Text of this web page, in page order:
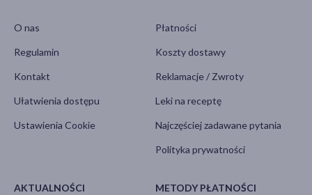
O nas
Regulamin
Kontakt
Ułatwienia dostępu
Ustawienia Cookie
Płatności
Koszty dostawy
Reklamacje / Zwroty
Leki na receptę
Najczęściej zadawane pytania
Polityka prywatności
AKTUALNOŚCI METODY PŁATNOŚCI